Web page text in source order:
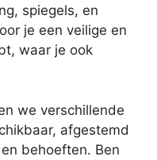
spiegels, en
je een veilige en
waar je ook
we verschillende
afgestemd
behoeften. Ben